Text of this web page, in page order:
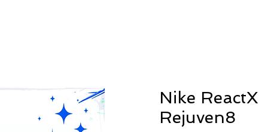
Nike ReactX
Rejuven8